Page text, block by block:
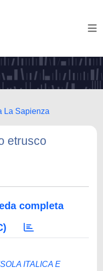
La Sapienza
etrusco
completa
ITALICA E